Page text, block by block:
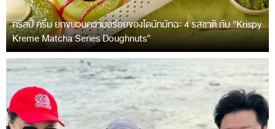
คริสปี้ ครีม ยกขบวนความอร่อยของโดนัทมัทฉะ 4 รสชาติ กับ “Krispy
Kreme Matcha Series Doughnuts”